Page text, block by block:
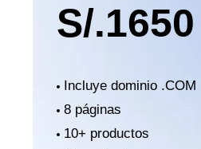
S/.1650
Incluye dominio .COM
8 páginas
10+ productos